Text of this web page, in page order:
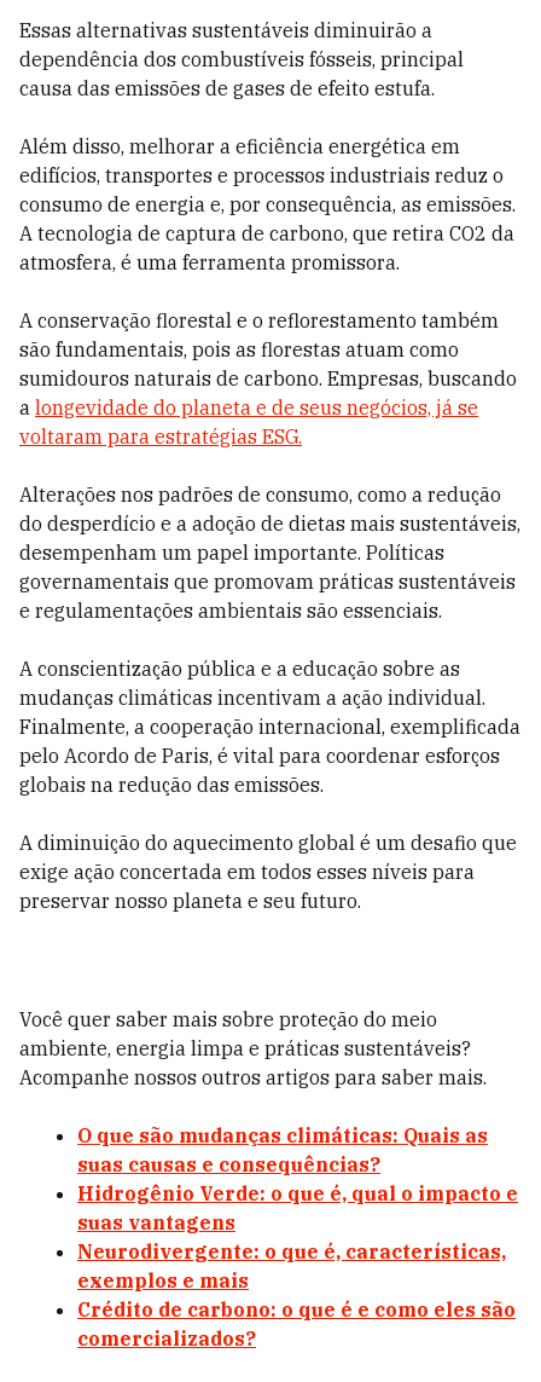
Essas alternativas sustentáveis diminuirão a
dependência dos combustíveis fósseis, principal
causa das emissões de gases de efeito estufa.
Além disso, melhorar a eficiência energética em
edifícios, transportes e processos industriais reduz o
consumo de energia e, por consequência, as emissões.
A tecnologia de captura de carbono, que retira CO2 da
atmosfera, é uma ferramenta promissora.
A conservação florestal e o reflorestamento também
são fundamentais, pois as florestas atuam como
sumidouros naturais de carbono. Empresas, buscando
a longevidade do planeta e de seus negócios, já se
voltaram para estratégias ESG.
Alterações nos padrões de consumo, como a redução
do desperdício e a adoção de dietas mais sustentáveis,
desempenham um papel importante. Políticas
governamentais que promovam práticas sustentáveis
e regulamentações ambientais são essenciais.
A conscientização pública e a educação sobre as
mudanças climáticas incentivam a ação individual.
Finalmente, a cooperação internacional, exemplificada
pelo Acordo de Paris, é vital para coordenar esforços
globais na redução das emissões.
A diminuição do aquecimento global é um desafio que
exige ação concertada em todos esses níveis para
preservar nosso planeta e seu futuro.
Você quer saber mais sobre proteção do meio
ambiente, energia limpa e práticas sustentáveis?
Acompanhe nossos outros artigos para saber mais.
O que são mudanças climáticas: Quais as
suas causas e consequências?
Hidrogênio Verde: o que é, qual o impacto e
suas vantagens
Neurodivergente: o que é, características,
exemplos e mais
Crédito de carbono: o que é e como eles são
comercializados?